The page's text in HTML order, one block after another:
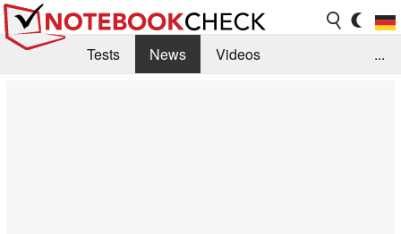
Tests News
Videos
...